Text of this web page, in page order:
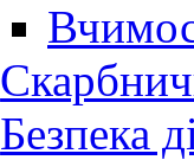
Безпека